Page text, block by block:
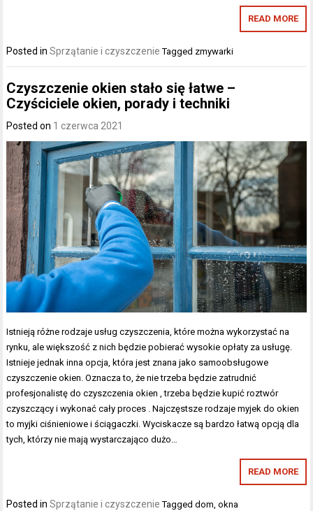
READ MORE
Posted inSprzątanie i czyszczenie Tagged zmywarki
Czyszczenie okien stało się łatwe –
Czyściciele okien, porady i techniki
Posted on 1 czerwca 2021
Istnieją różne rodzaje usług czyszczenia, które można wykorzystać na
rynku, ale większość z nich będzie pobierać wysokie opłaty za usługę.
Istnieje jednak inna opcja, która jest znana jako samoobsługowe
czyszczenie okien. Oznacza to, że nie trzeba będzie zatrudnić
profesjonalistę do czyszczenia okien , trzeba będzie kupić roztwór
czyszczący i wykonać cały proces . Najczęstsze rodzaje myjek do okien
to myjki ciśnieniowe i ściągaczki. Wyciskacze są bardzo łatwą opcją dla
tych, którzy nie mają wystarczająco dużo…
READ MORE
Posted inSprzątanie i czyszczenie Taggeddom,okna